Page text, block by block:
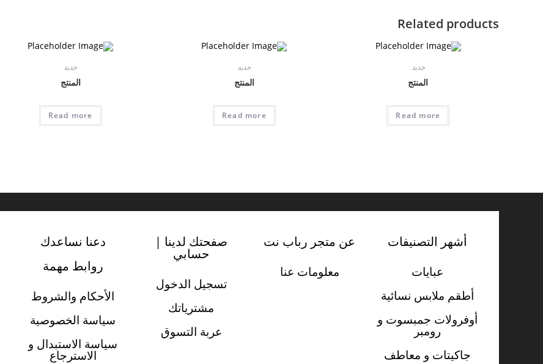
Related products
جديد
المنتج
Read more
جديد
المنتج
Read more
جديد
المنتج
Read more
أشهر التصنيفات
عبايات
أطقم ملابس نسائية
أوفرولات جمبسوت و
رومبر
جاكيتات و معاطف
عن متجر رباب نت
معلومات عنا
صفحتك لدينا |
حسابي
تسجيل الدخول
مشترياتك
عربة التسوق
دعنا نساعدك
روابط مهمة
الأحكام والشروط
سياسة الخصوصية
سياسة الاستبدال و
الاسترجاع